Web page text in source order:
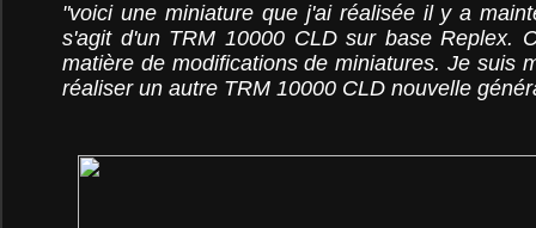
"voici une miniature que j'ai réalisée il y a
s'agit d'un TRM 10000 CLD sur base Replex.
matière de modifications de miniatures. Je suis
réaliser un autre TRM 10000 CLD nouvelle